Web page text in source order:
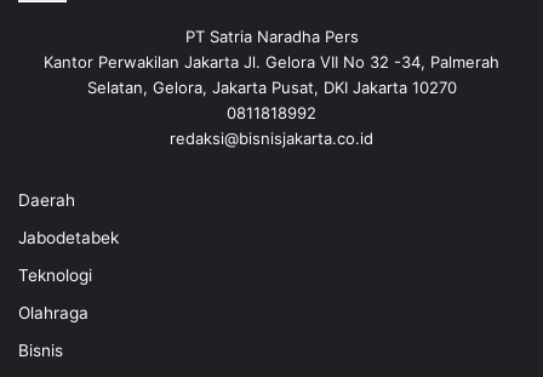
PT Satria Naradha Pers
Kantor Perwakilan Jakarta Jl. Gelora VII No 32 -34, Palmerah
Selatan, Gelora, Jakarta Pusat, DKI Jakarta 10270
0811818992
redaksi@bisnisjakarta.co.id
Daerah
Jabodetabek
Teknologi
Olahraga
Bisnis